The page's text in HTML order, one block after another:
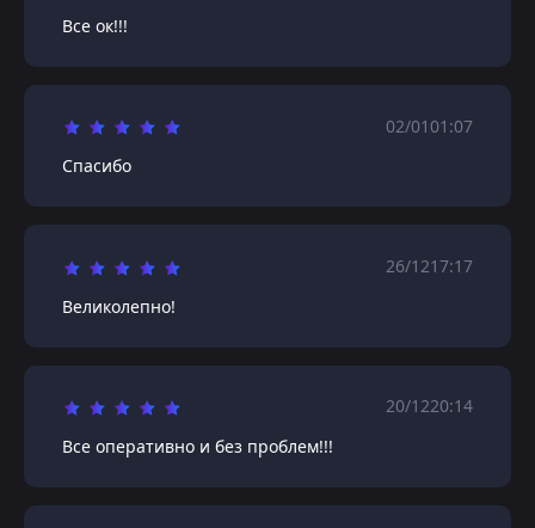
Все ок!!!
02/0101:07
Спасибо
26/1217:17
Великолепно!
20/1220:14
Все оперативно и без проблем!!!